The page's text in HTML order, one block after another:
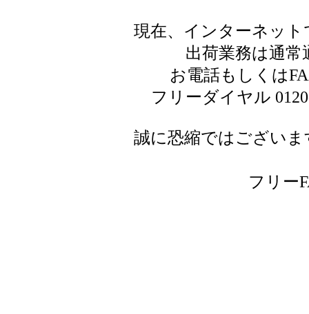
現在、インターネッ
出荷業務は通
お電話もしくは
フリーダイヤル
誠に恐縮ではござい
フリー